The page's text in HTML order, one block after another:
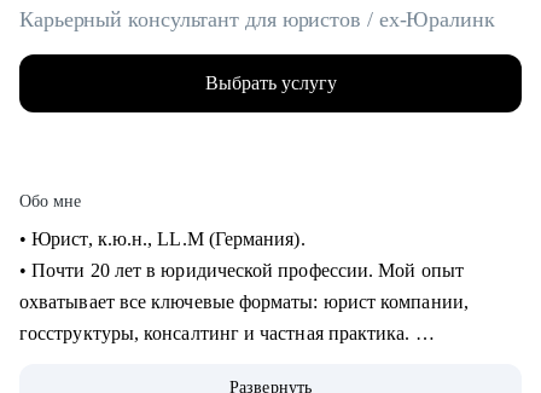
Карьерный консультант для юристов / ex-Юралинк
Выбрать услугу
Обо мне
• Юрист, к.ю.н., LL.M (Германия).
• Почти 20 лет в юридической профессии. Мой опыт
охватывает все ключевые форматы: юрист компании,
госструктуры, консалтинг и частная практика.
Развернуть